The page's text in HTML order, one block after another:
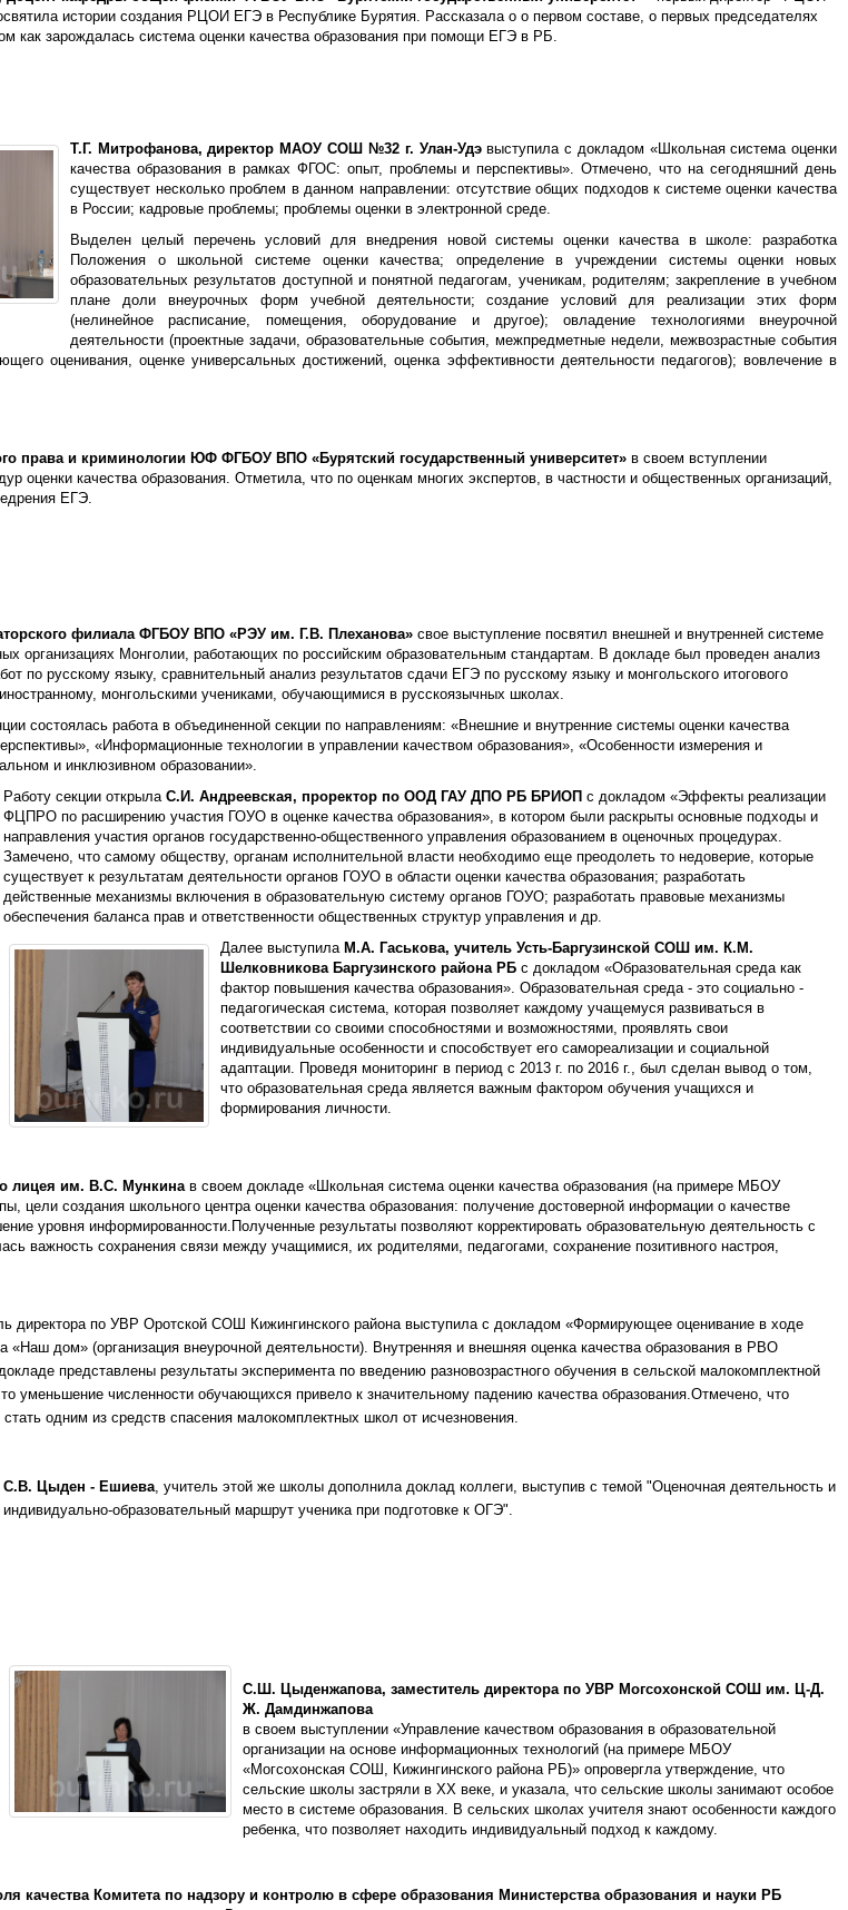
истории создания РЦОИ ЕГЭ в Республике Бурятия. Рассказала о о первом составе, о первых председателях
как зарождалась система оценки качества образования при помощи ЕГЭ в РБ.
Т.Г. Митрофанова, директор МАОУ СОШ №32 г. Улан-Удэвыступила с докладом «Школьная система оценки
качества образования в рамках ФГОС: опыт, проблемы и перспективы». Отмечено, что на сегодняшний день
существует несколько проблем в данном направлении: отсутствие общих подходов к системе оценки качества
в России; кадровые проблемы; проблемы оценки в электронной среде.
Выделен целый перечень условий для внедрения новой системы оценки качества в школе: разработка
Положения о школьной системе оценки качества; определение в учреждении системы оценки новых
образовательных результатов доступной и понятной педагогам, ученикам, родителям; закрепление в учебном
плане доли внеурочных форм учебной деятельности; создание условий для реализации этих форм
(нелинейное расписание, помещения, оборудование и другое); овладение технологиями внеурочной
деятельности (проектные задачи, образовательные события, межпредметные недели, межвозрастные события
оценивания, оценке универсальных достижений, оценка эффективности деятельности педагогов); вовлечение в
права и криминологии ЮФ ФГБОУ ВПО «Бурятский государственный университет» в своем вступлении
оценки качества образования. Отметила, что по оценкам многих экспертов, в частности и общественных организаций,
ЕГЭ.
филиала ФГБОУ ВПО «РЭУ им. Г.В. Плеханова» свое выступление посвятил внешней и внутренней системе
организациях Монголии, работающих по российским образовательным стандартам. В докладе был проведен анализ
по русскому языку, сравнительный анализ результатов сдачи ЕГЭ по русскому языку и монгольского итогового
монгольскими учениками, обучающимися в русскоязычных школах.
состоялась работа в объединенной секции по направлениям: «Внешние и внутренние системы оценки качества
«Информационные технологии в управлении качеством образования», «Особенности измерения и
и инклюзивном образовании».
Работу секции открыла С.И. Андреевская, проректор по ООД ГАУ ДПО РБ БРИОП с докладом «Эффекты реализации
ФЦПРО по расширению участия ГОУО в оценке качества образования», в котором были раскрыты основные подходы и
направления участия органов государственно-общественного управления образованием в оценочных процедурах.
Замечено, что самому обществу, органам исполнительной власти необходимо еще преодолеть то недоверие, которые
существует к результатам деятельности органов ГОУО в области оценки качества образования; разработать
действенные механизмы включения в образовательную систему органов ГОУО; разработать правовые механизмы
обеспечения баланса прав и ответственности общественных структур управления и др.
Далее выступила М.А. Гаськова, учитель Усть-Баргузинской СОШ им. К.М.
Шелковникова Баргузинского района РБ с докладом «Образовательная среда как
фактор повышения качества образования». Образовательная среда - это социально -
педагогическая система, которая позволяет каждому учащемуся развиваться в
соответствии со своими способностями и возможностями, проявлять свои
индивидуальные особенности и способствует его самореализации и социальной
адаптации. Проведя мониторинг в период с 2013 г. по 2016 г., был сделан вывод о том,
что образовательная среда является важным фактором обучения учащихся и
формирования личности.
лицея им. В.С. Мункинав своем докладе «Школьная система оценки качества образования (на примере МБОУ
цели создания школьного центра оценки качества образования: получение достоверной информации о качестве
уровня информированности.Полученные результаты позволяют корректировать образовательную деятельность с
важность сохранения связи между учащимися, их родителями, педагогами, сохранение позитивного настроя,
директора по УВР Оротской СОШ Кижингинского района выступила с докладом «Формирующее оценивание в ходе
«Наш дом» (организация внеурочной деятельности). Внутренняя и внешняя оценка качества образования в РВО
представлены результаты эксперимента по введению разновозрастного обучения в сельской малокомплектной
уменьшение численности обучающихся привело к значительному падению качества образования.Отмечено, что
одним из средств спасения малокомплектных школ от исчезновения.
С.В. Цыден - Ешиева, учитель этой же школы дополнила доклад коллеги, выступив с темой "Оценочная деятельность и
индивидуально-образовательный маршрут ученика при подготовке к ОГЭ".
С.Ш. Цыденжапова, заместитель директора по УВР Могсохонской СОШ им. Ц-Д.
Ж. Дамдинжапова
в своем выступлении «Управление качеством образования в образовательной
организации на основе информационных технологий (на примере МБОУ
«Могсохонская СОШ, Кижингинского района РБ)» опровергла утверждение, что
сельские школы застряли в XX веке, и указала, что сельские школы занимают особое
место в системе образования. В сельских школах учителя знают особенности каждого
ребенка, что позволяет находить индивидуальный подход к каждому.
качества Комитета по надзору и контролю в сфере образования Министерства образования и науки РБ